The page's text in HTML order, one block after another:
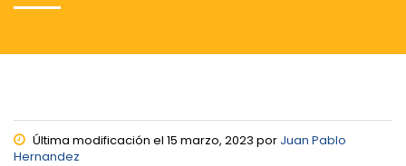
Última modificación el 15 marzo, 2023 por Juan Pablo
Hernandez